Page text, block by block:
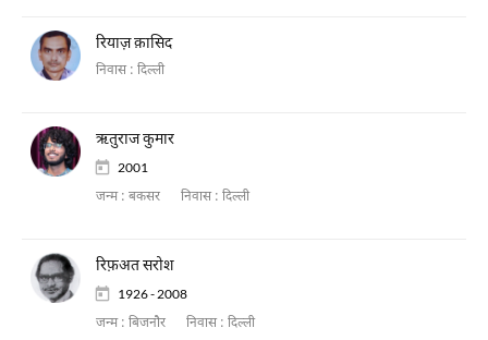
रियाज़ क़ासिद
निवास : दिल्ली
ऋतुराज कुमार
2001
जन्म : बकसर निवास : दिल्ली
रिफ़अत सरोश
1926 - 2008
जन्म : बिजनौर निवास : दिल्ली